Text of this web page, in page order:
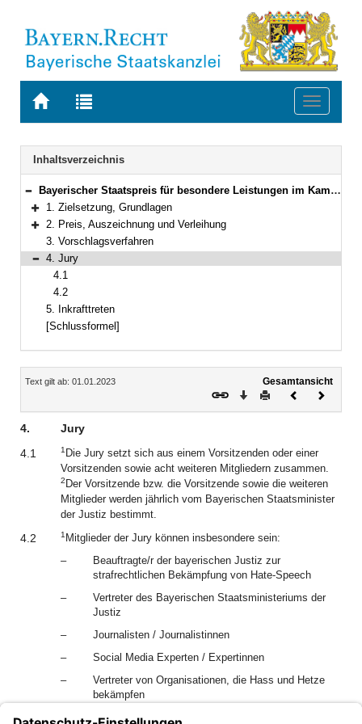
Zur
BAYERN.RECHT
Zur
letzten
Suche
Toggle
Navigation
Inhaltsverzeichnis
Bereich reduzieren
Bayerischer Staatspreis für besondere Leistungen im Kampf gegen Hass und zum Schutz der Meinungsfreiheit im digitalen Raum
Bereich erweitern
1. Zielsetzung, Grundlagen
Bereich erweitern
2. Preis, Auszeichnung und Verleihung
3. Vorschlagsverfahren
Bereich reduzieren
4. Jury
4.1
4.2
5. Inkrafttreten
[Schlussformel]
Inhalt
Text gilt ab: 01.01.2023
Gesamtansicht
Download
DruckenVorheriges
4.
Jury
4.1
1 Die Jury setzt sich aus einem Vorsitzenden oder einer
Vorsitzenden sowie acht weiteren Mitgliedern zusammen.
2 Der Vorsitzende bzw. die Vorsitzende sowie die weiteren
Mitglieder werden jährlich vom Bayerischen Staatsminister
der Justiz bestimmt.
4.2 1 Mitglieder der Jury können insbesondere sein:
–
Beauftragte/r der bayerischen Justiz zur
strafrechtlichen Bekämpfung von Hate-Speech
–
Vertreter des Bayerischen Staatsministeriums der
Justiz
–
Journalisten / Journalistinnen
–
Social Media Experten / Expertinnen
–
Vertreter von Organisationen, die Hass und Hetze
bekämpfen